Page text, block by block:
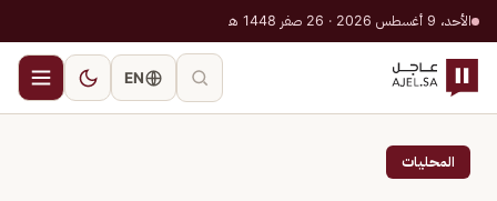
الأحد، 9 أغسطس 2026 · 26 صفر 1448 هـ
EN
المحليات